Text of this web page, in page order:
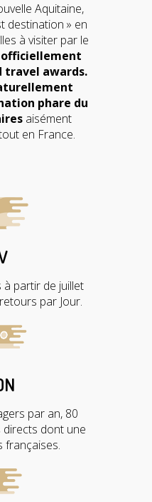
Aquitaine,
destination » en
à visiter par le
travel awards.
phare du
aisément
en France.
partir de juillet
par Jour.
par an, 80
dont une
françaises.